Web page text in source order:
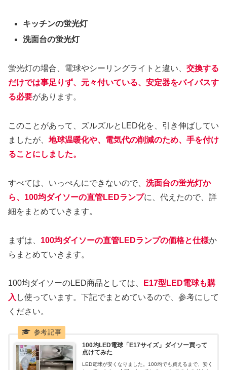
キッチンの蛍光灯
洗面台の蛍光灯
蛍光灯の場合、電球やシーリングライトと違い、 交換する
だけでは事足りず、元々付いている、安定器をバイパスす
る必要があります。
このことがあって、ズルズルとLED化を、引き伸ばしてい
ましたが、 地球温暖化や、電気代の削減のため、手を付け
ることにしました。
すべては、いっぺんにできないので、 洗面台の蛍光灯か
ら、100均ダイソーの直管LEDランプに、代えたので、詳
細をまとめていきます。
まずは、 100均ダイソーの直管LEDランプの価格と仕様か
らまとめていきます。
100均ダイソーのLED商品としては、
E17型LED電球も購
入 し使っています。下記でまとめているので、参考にして
ください。
100均LED電球「E17サイズ」ダイソー買って
点けてみた
LED電球が安くなりました。100均でも買えるまで、安く